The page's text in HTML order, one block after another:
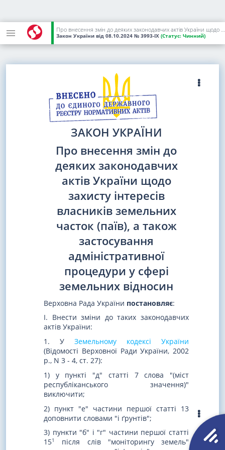
Про внесення змін до деяких законодавчих актів України щодо захисту інтересів власників земельних часток (паїв), а також застосування адміністративної процедури у сфері земельних відносин
Закон України від 08.10.2024 № 3993-IX (Статус: Чинний)
ЗАКОН УКРАЇНИ
Про внесення змін до
деяких законодавчих
актів України щодо
захисту інтересів
власників земельних
часток (паїв), а також
застосування
адміністративної
процедури у сфері
земельних відносин
Верховна Рада України постановляє:
I. Внести зміни до таких законодавчих
актів України:
1. У Земельному кодексі України
(Відомості Верховної Ради України, 2002
р., N 3 - 4, ст. 27):
1) у пункті "д" статті 7 слова "(міст
республіканського значення)"
виключити;
2) пункт "е" частини першої статті 13
доповнити словами "і ґрунтів";
3) пункти "б" і "г" частини першої статті
151
після слів "моніторингу земель"